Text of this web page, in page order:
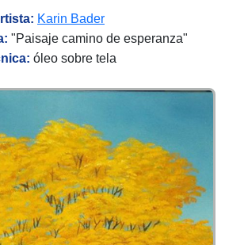
Karin Bader
"Paisaje camino de esperanza"
óleo sobre tela